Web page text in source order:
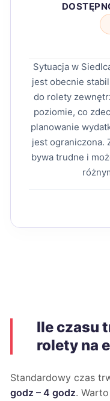
Sytuacja w
jest obecnie
do rolety
poziomie, co
planowanie
jest ograniczona.
bywa trudne i
Ile czasu
rolety na
Standardowy czas
godz – 4 godz.